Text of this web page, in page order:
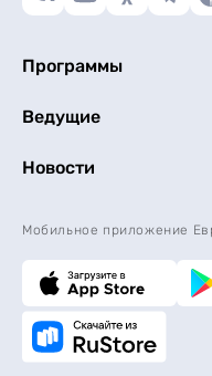
Программы
Ведущие
Новости
Мобильное приложение